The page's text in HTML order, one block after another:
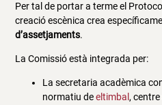
Per tal de portar a terme el
creació escènica crea
d’assetjaments.
La Comissió està integrada per:
La secretaria acadèmica
normatiu deeltimbal ,